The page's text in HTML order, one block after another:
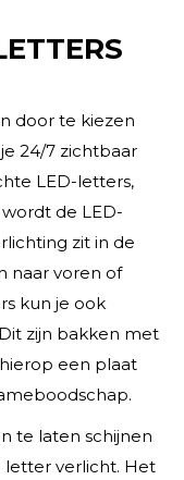
door te kiezen
24/7 zichtbaar
LED-letters,
de LED-
zit in de
naar voren of
kun je ook
zijn bakken met
een plaat
te laten schijnen
verlicht. Het